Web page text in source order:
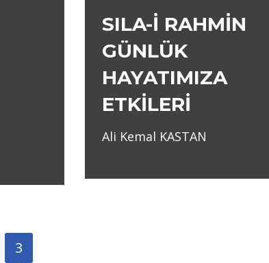
SILA-İ RAHMİN
GÜNLÜK
HAYATIMIZA
ETKİLERİ
Ali Kemal KASTAN
3